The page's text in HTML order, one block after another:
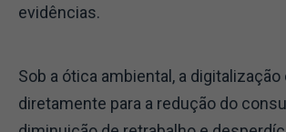
evidências.
Sob a ótica ambiental, a
diretamente para a redução do